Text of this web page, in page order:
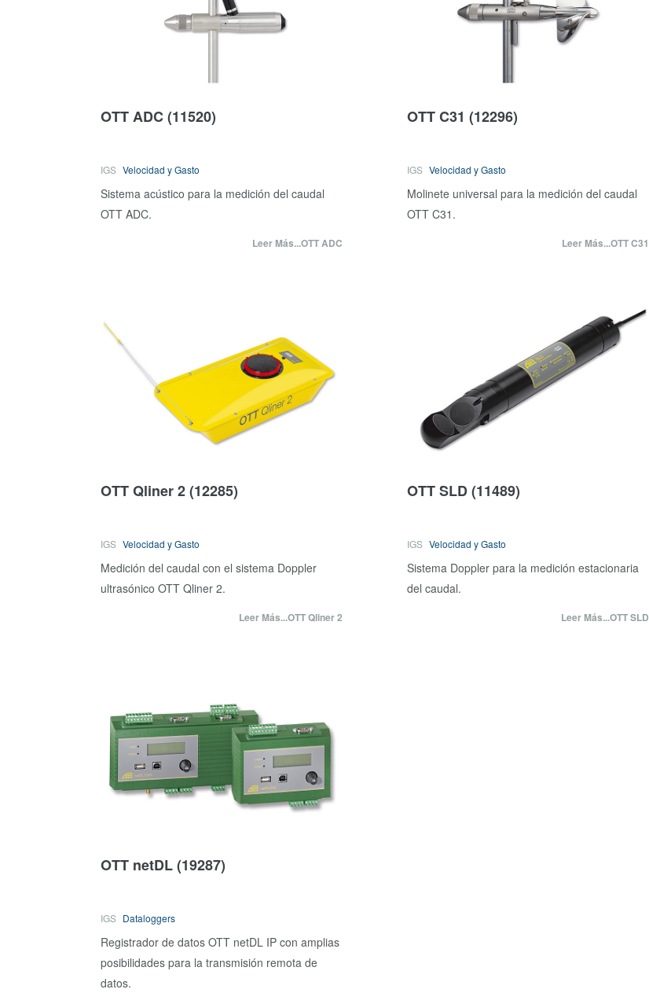
OTT ADC(11520)
IGS Velocidad y Gasto
Sistema acústico para la medición del caudal
OTT ADC.
Leer Más...OTT ADC
OTT C31 (12296)
IGS Velocidad y Gasto
Molinete universal para la medición del caudal
OTT C31.
Leer Más...OTT C31
OTT Qliner 2(12285)
IGS Velocidad y Gasto
Medición del caudal con el sistema Doppler
ultrasónico OTT Qliner 2.
Leer Más...OTT Qliner 2
OTT SLD(11489)
IGS Velocidad y Gasto
Sistema Doppler para la medición estacionaria
del caudal.
Leer Más...OTT SLD
OTT netDL(19287)
IGS Dataloggers
Registrador de datos OTT netDL IP con amplias
posibilidades para la transmisión remota de
datos.